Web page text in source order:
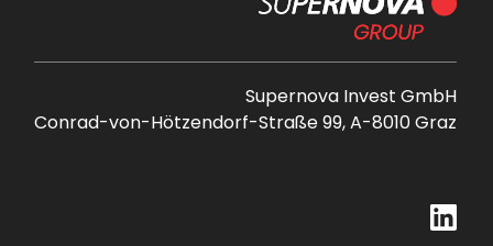
Supernova Invest GmbH
Conrad-von-Hötzendorf-Straße 99, A-8010 Graz